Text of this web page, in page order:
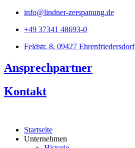
Zum
springen
info@lindner-zerspanung.de
+49 37341 48693-0
Feldstr. 8, 09427 Ehrenfriedersdorf
Ansprechpartner
Kontakt
Startseite
Unternehmen